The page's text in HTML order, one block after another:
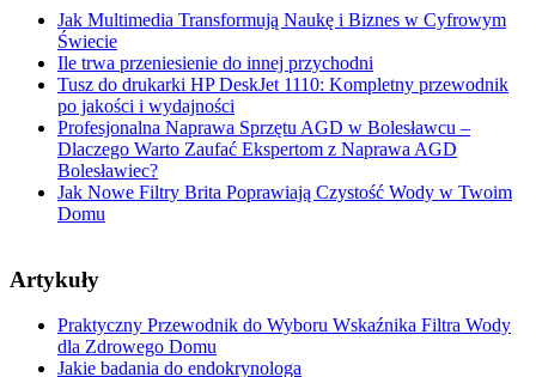
Jak Multimedia Transformują Naukę i Biznes w Cyfrowym
Świecie
Ile trwa przeniesienie do innej przychodni
Tusz do drukarki HP DeskJet 1110: Kompletny przewodnik
po jakości i wydajności
Profesjonalna Naprawa Sprzętu AGD w Bolesławcu –
Dlaczego Warto Zaufać Ekspertom z Naprawa AGD
Bolesławiec?
Jak Nowe Filtry Brita Poprawiają Czystość Wody w Twoim
Domu
Artykuły
Praktyczny Przewodnik do Wyboru Wskaźnika Filtra Wody
dla Zdrowego Domu
Jakie badania do endokrynologa